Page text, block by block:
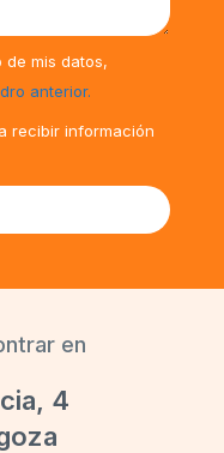
de mis datos,
anterior.
recibir información
en
4